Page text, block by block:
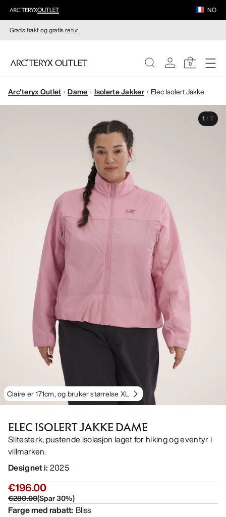
NO
Gratis frakt og gratisretur
0
DAMER
Arc'teryx Outlet Dame Isolerte Jakker Elec Isolert Jakke
Claire er 171cm, og bruker størrelse XL
1 / 7
ELEC ISOLERT JAKKE DAME
Slitesterk, pustende isolasjon laget for hiking og eventyr i
villmarken.
Designet i: 2025
€196.00
€280.00(Spar30%)
Farge med rabatt: Bliss